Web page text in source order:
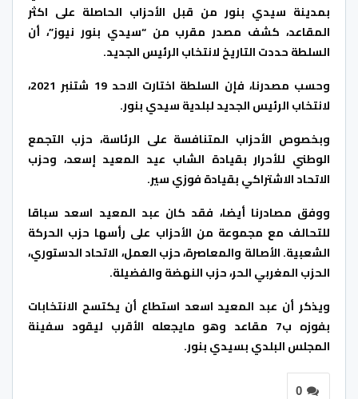
بمدينة سيدي بنور من قبل الأحزاب الحاصلة على اكثر
المقاعد، كشف مصدر مقرب من “سيدي بنور نيوز”، أن
السلطة حددت التاريخ لانتخاب الرئيس الجديد.
وحسب مصدرنا، فإن السلطة اختارت الاحد 19 شتنبر 2021،
لانتخاب الرئيس الجديد لبلدية سيدي بنور.
وبخصوص الأحزاب المتنافسة على الرئاسة، حزب التجمع
الوطني للأحرار بقيادة الشاب عيد المعيد إسعد، وحزب
الاتحاد الاشتراكي بقيادة فوزي سير.
ووفق مصادرنا أيضا، فقد كان عبد المعيد اسعد سباقا
للتحالف مع مجموعة من الأحزاب على رأسها حزب الحركة
الشعبية. الأصالة والمعاصرة، حزب العمل، الاتحاد الدستوري،
الحزب المغربي الحر، حزب النهضة والفضيلة.
ويذكر أن عبد المعيد اسعد استطاع أن يكتسح الانتخابات
بفوزه ب7 مقاعد وهو مايجعله الأقرب ليقود سفينة
المجلس البلدي بسيدي بنور.
0